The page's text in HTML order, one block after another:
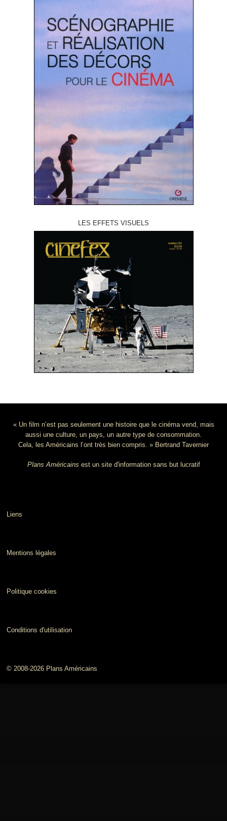
LES EFFETS VISUELS
« Un film n’est pas seulement une histoire que le cinéma vend, mais
aussi une culture, un pays, un autre type de consommation.
Cela, les Américains l’ont très bien compris. » Bertrand Tavernier
Plans Américains est un site d'information sans but lucratif
Liens
Mentions légales
Politique cookies
Conditions d'utilisation
© 2008-2026 Plans Américains